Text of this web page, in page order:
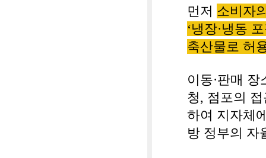
먼저 소비자
‘냉장·냉동
축산물로 허
이동·판매 장
청, 점포의
하여 지자체
방 정부의 자